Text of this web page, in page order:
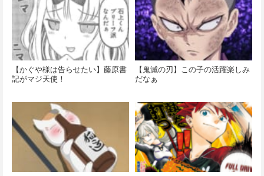
【かぐや様は告らせたい】藤原書
記がマジ天使！
【鬼滅の刃】この子の活躍楽しみ
だなぁ